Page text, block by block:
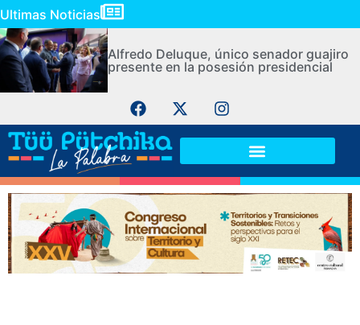
Ultimas Noticias
Alfredo Deluque, único senador guajiro
presente en la posesión presidencial